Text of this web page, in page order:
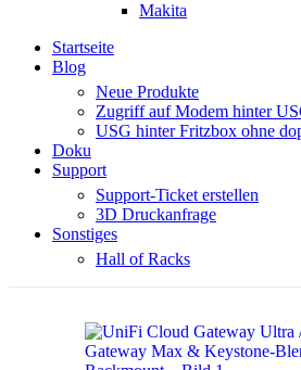
Makita
Startseite
Blog
Neue Produkte
Zugriff auf Modem hinter
USG hinter Fritzbox ohne
Doku
Support
Support-Ticket erstellen
3D Druckanfrage
Sonstiges
Hall of Racks